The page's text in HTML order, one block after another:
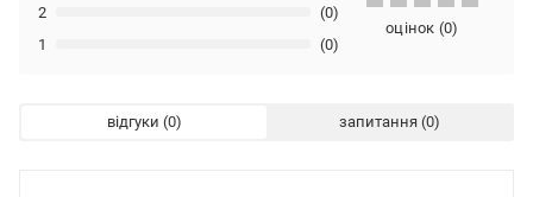
1 (0)
2 (0)
оцінок (0)
відгуки запитання